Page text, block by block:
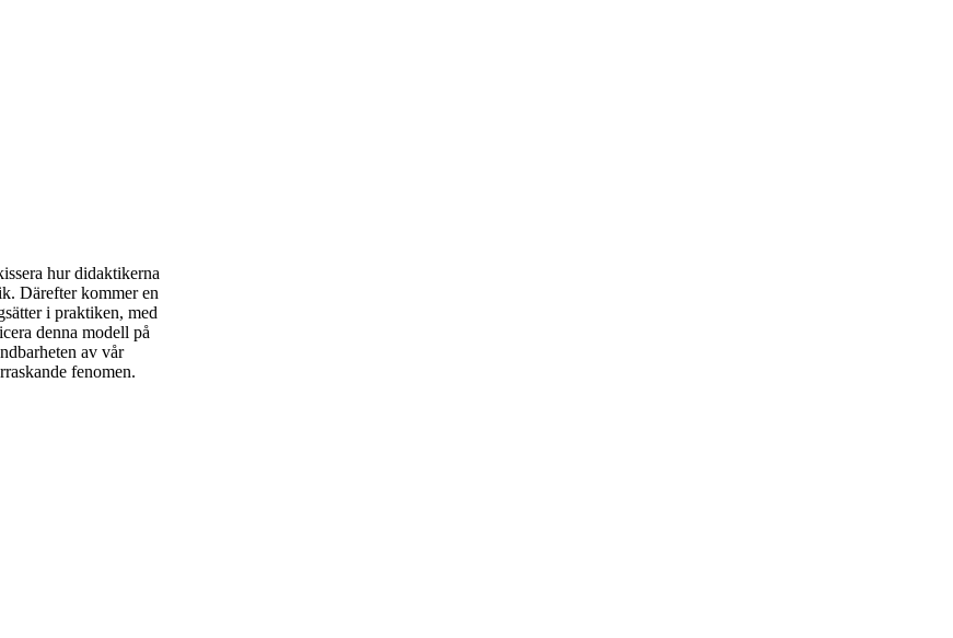
hur didaktikerna
Därefter kommer en
i praktiken, med
denna modell på
av vår
fenomen.